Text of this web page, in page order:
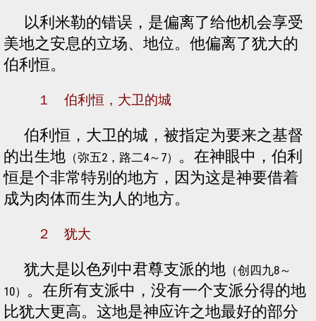
以利米勒的错误，是偏离了给他机会享受
美地之安息的立场、地位。他偏离了犹大的
伯利恒。
１ 伯利恒，大卫的城
伯利恒，大卫的城，被指定为要来之基督
的出生地 （弥五2，路二4～7） 。在神眼中，伯利
恒是个非常特别的地方，因为这是神要借着
成为肉体而生为人的地方。
２ 犹大
犹大是以色列中君尊支派的地（创四九8～
10） 。在所有支派中，没有一个支派分得的地
比犹大更高。这地是神应许之地最好的部分